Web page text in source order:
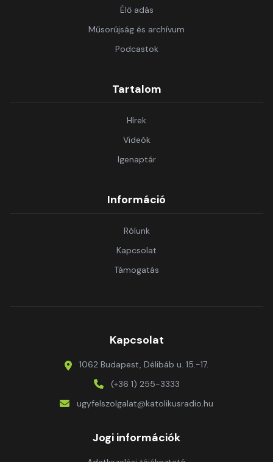
Élő adás
Műsorújság és archívum
Podcastok
Tartalom
Hírek
Videók
Igenaptár
Információ
Rólunk
Kapcsolat
Támogatás
Kapcsolat
1062 Budapest, Délibáb u. 15.-17.
(+36 1) 255-3333
ugyfelszolgalat@katolikusradio.hu
Jogi információk